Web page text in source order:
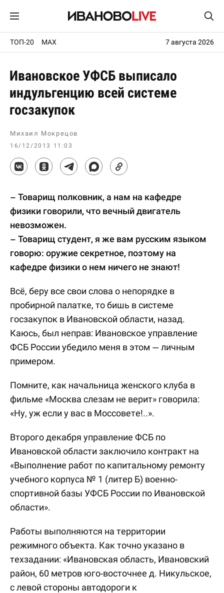
ТОП-20 MAX 7 августа 2026
Ивановское УФСБ выписало
индульгенцию всей системе
госзакупок
Михаил Мокрецов
16/12/2013 11:03
– Товарищ полковник, а нам на кафедре
физики говорили, что вечный двигатель
невозможен.
– Товарищ студент, я же вам русским языком
говорю: оружие секретное, поэтому на
кафедре физики о нем ничего не знают!
Всё, беру все свои слова о непорядке в
пробирной палатке, то бишь в системе
госзакупок в Ивановской области, назад.
Каюсь, был неправ: Ивановское управление
ФСБ России убедило меня в этом — личным
примером.
Помните, как начальница женского клуба в
фильме «Москва слезам не верит» говорила:
«Ну, уж если у вас в Моссовете!..».
Второго декабря управление ФСБ по
Ивановской области заключило контракт на
«Выполнение работ по капитальному ремонту
учебного корпуса № 1 (литер Б) военно-
спортивной базы УФСБ России по Ивановской
области».
Работы выполняются на территории
режимного объекта. Как точно указано в
техзадании: «Ивановская область, Ивановский
район, 60 метров юго-восточнее д. Никульское,
с левой стороны автодороги к